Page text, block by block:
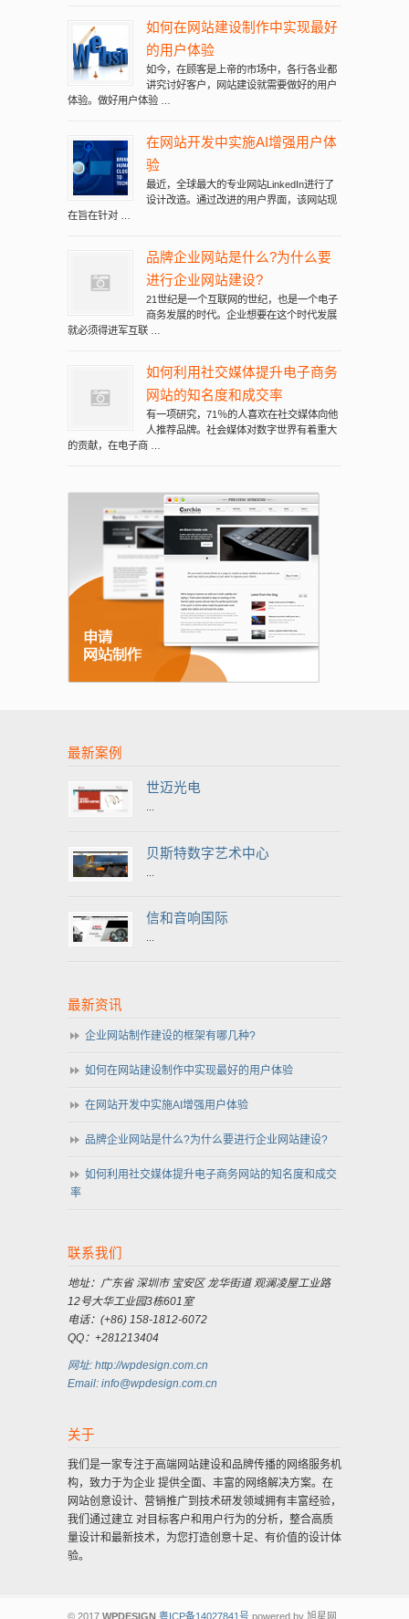
如何在网站建设制作中实现最好
的用户体验
如今，在顾客是上帝的市场中，各行各业都
讲究讨好客户，网站建设就需要做好的用户
体验。做好用户体验 …
在网站开发中实施AI增强用户体
验
最近，全球最大的专业网站LinkedIn进行了
设计改造。通过改进的用户界面，该网站现
在旨在针对 …
品牌企业网站是什么?为什么要
进行企业网站建设?
21世纪是一个互联网的世纪，也是一个电子
商务发展的时代。企业想要在这个时代发展
就必须得进军互联 …
如何利用社交媒体提升电子商务
网站的知名度和成交率
有一项研究，71％的人喜欢在社交媒体向他
人推荐品牌。社会媒体对数字世界有着重大
的贡献，在电子商 …
最新案例
世迈光电
贝斯特数字艺术中心
信和音响国际
最新资讯
企业网站制作建设的框架有哪几种?
如何在网站建设制作中实现最好的用户体验
在网站开发中实施AI增强用户体验
品牌企业网站是什么?为什么要进行企业网站建设?
如何利用社交媒体提升电子商务网站的知名度和成交
率
联系我们
地址：广东省 深圳市 宝安区 龙华街道 观澜凌屋工业路
12号大华工业园3栋601室
电话：(+86) 158-1812-6072
QQ：+281213404
网址: http://wpdesign.com.cn
Email: info@wpdesign.com.cn
关于
我们是一家专注于高端网站建设和品牌传播的网络服务机
构，致力于为企业 提供全面、丰富的网络解决方案。在
网站创意设计、营销推广到技术研发领域拥有丰富经验，
我们通过建立 对目标客户和用户行为的分析，整合高质
量设计和最新技术，为您打造创意十足、有价值的设计体
验。
© 2017 WPDESIGN 粤ICP备14027841号 powered by 旭星网